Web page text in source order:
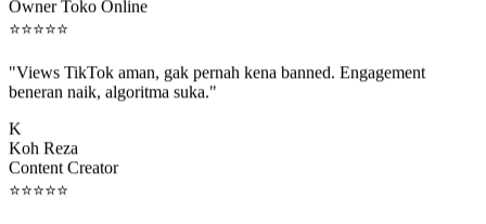
⭐⭐⭐⭐⭐
beneran naik, algoritma suka."
Koh Reza
Content Creator
⭐⭐⭐⭐⭐